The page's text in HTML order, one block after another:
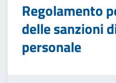
Regolamento
delle sanzioni
personale